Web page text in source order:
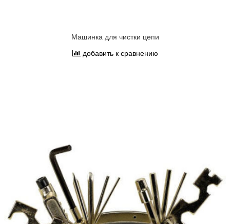
Машинка для чистки цепи
добавить к сравнению